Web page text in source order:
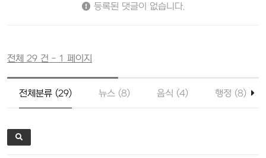
등록된 댓글이 없습니다.
전체 29 건 - 1 페이지
전체분류 (29) 뉴스 (8) 음식 (4) 행정 (8)